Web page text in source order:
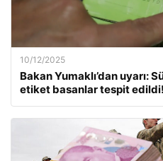
10/12/2025
Bakan Yumaklı’dan uyarı:
etiket basanlar tespit edildi!